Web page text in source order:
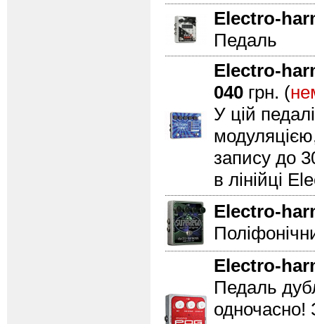
Electro-
Педаль
Electro-
040 грн. (
У цій
запису до
в лінійці
Electro-
Electro-
Педаль
одночасно!